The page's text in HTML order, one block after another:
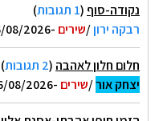
נקודה-סוף (1 תגובות
)
רבקה ירון/שירים -06/08/2026 10:45
חלום חלון לאהבה (2 תגובות
)
יצחק אור/שירים -06/08/2026 10:02